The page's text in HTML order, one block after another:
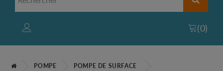
(0)
POMPE
POMPE DE SURFACE